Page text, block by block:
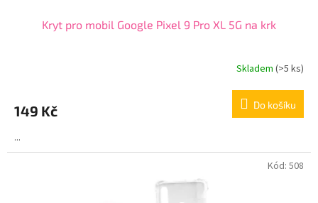
Kryt pro mobil Google Pixel 9 Pro XL 5G na krk
Skladem (>5 ks)
149 Kč Do košíku
...
Kód: 508